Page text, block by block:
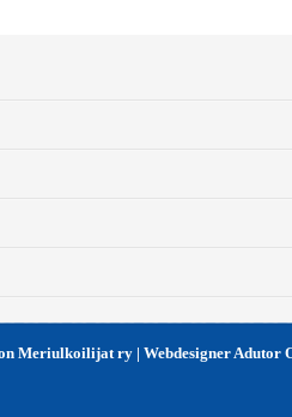
Meriulkoilijat ry | Webdesigner Adutor